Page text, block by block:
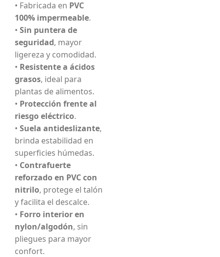
• Fabricada en PVC
100% impermeable.
• Sin puntera de
seguridad, mayor
ligereza y comodidad.
• Resistente a ácidos
grasos, ideal para
plantas de alimentos.
• Protección frente al
riesgo eléctrico.
• Suela antideslizante,
brinda estabilidad en
superficies húmedas.
• Contrafuerte
reforzado en PVC con
nitrilo, protege el talón
y facilita el descalce.
• Forro interior en
nylon/algodón, sin
pliegues para mayor
confort.